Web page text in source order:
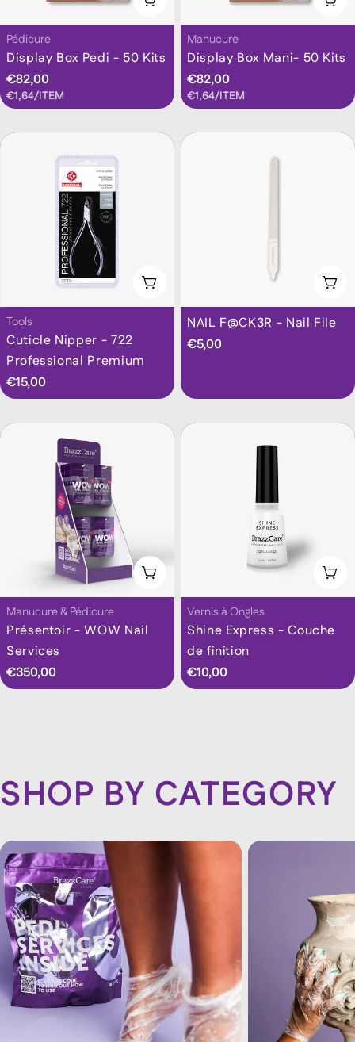
Taper:
Pédicure
Display Box Pedi - 50 Kits
Prix
€82,00
PRIX
€1,64/PAR
ITEM
Taper:
Manucure
Display Box Mani- 50 Kits
Prix
€82,00
PRIX
€1,64/PAR
ITEM
Ajouter Au Panier
Taper:
Tools
Cuticle Nipper - 722
Professional Premium
Prix
habituel
€15,00
Taper:
NAIL F@CK3R - Nail File
Prix
€5,00
Choisissez Les Options
Taper:
Manucure & Pédicure
Présentoir - WOW Nail
Services
Prix
€350,00
Taper:
Vernis à Ongles
Shine Express - Couche
de finition
Prix
€10,00
SHOP BY CATEGORY